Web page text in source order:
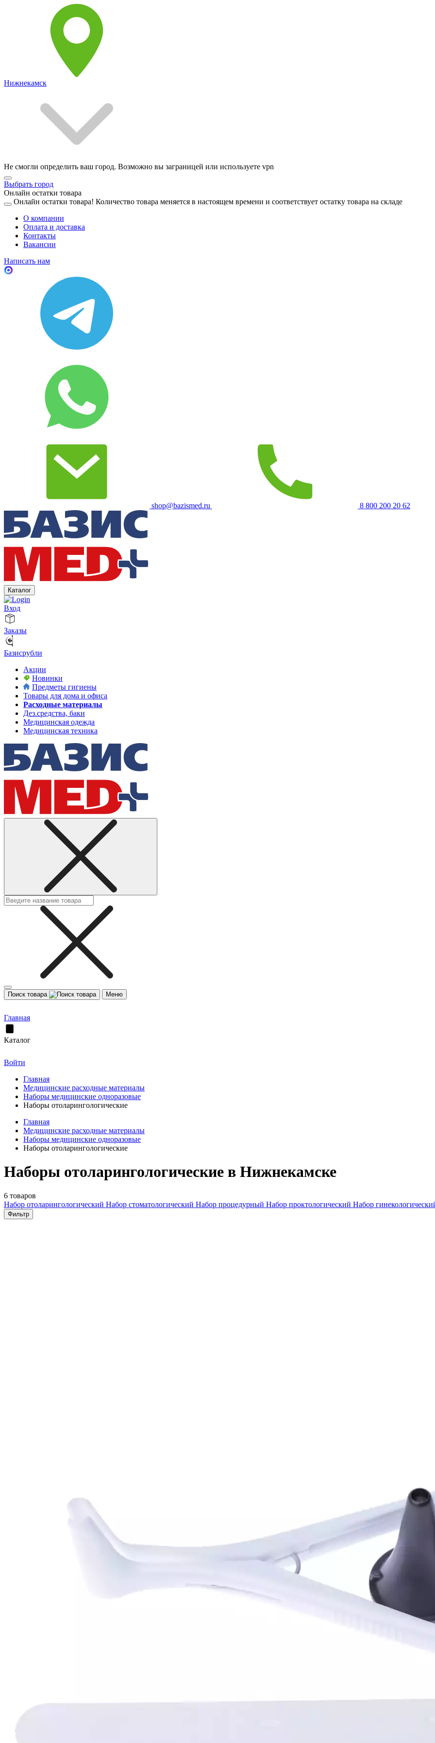
Нижнекамск
Не смогли определить ваш город. Возможно вы заграницей или используете vpn
Выбрать город
Онлайн остатки товара
Онлайн остатки товара! Количество товара меняется в настоящем времени и соответствует остатку товара на складе
О компании
Оплата и доставка
Контакты
Вакансии
Написать нам
shop@bazismed.ru 8 800 200 20 62
Каталог
Вход
Заказы
Базисрубли
Акции
Новинки
Предметы гигиены
Товары для дома и офиса
Расходные материалы
Дез.средства, баки
Медицинская одежда
Медицинская техника
Поиск товара Меню
Главная
Каталог
Войти
Главная
Медицинские расходные материалы
Наборы медицинские одноразовые
Наборы отоларингологические
Главная
Медицинские расходные материалы
Наборы медицинские одноразовые
Наборы отоларингологические
Наборы отоларингологические в Нижнекамске
6 товаров
Набор отоларингологический Набор стоматологический Набор процедурный Набор проктологический Набор
Фильтр